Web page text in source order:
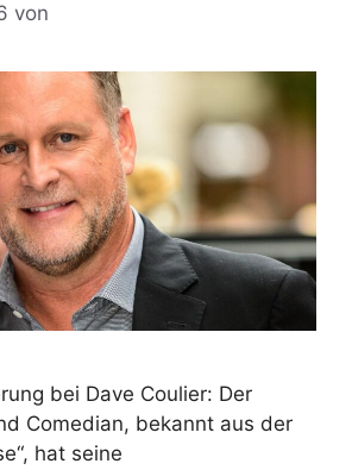
von
bei Dave Coulier: Der
Comedian, bekannt aus der
hat seine